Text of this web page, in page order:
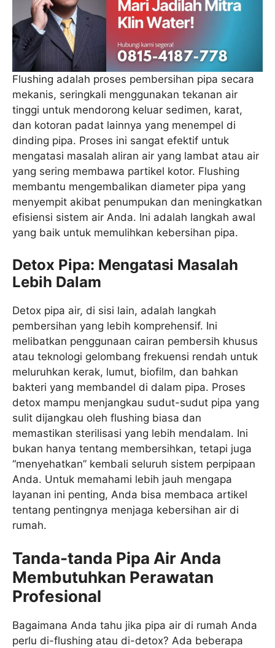
Flushing adalah proses pembersihan pipa secara
mekanis, seringkali menggunakan tekanan air
tinggi untuk mendorong keluar sedimen, karat,
dan kotoran padat lainnya yang menempel di
dinding pipa. Proses ini sangat efektif untuk
mengatasi masalah aliran air yang lambat atau air
yang sering membawa partikel kotor. Flushing
membantu mengembalikan diameter pipa yang
menyempit akibat penumpukan dan meningkatkan
efisiensi sistem air Anda. Ini adalah langkah awal
yang baik untuk memulihkan kebersihan pipa.
Detox Pipa: Mengatasi Masalah
Lebih Dalam
Detox pipa air, di sisi lain, adalah langkah
pembersihan yang lebih komprehensif. Ini
melibatkan penggunaan cairan pembersih khusus
atau teknologi gelombang frekuensi rendah untuk
meluruhkan kerak, lumut, biofilm, dan bahkan
bakteri yang membandel di dalam pipa. Proses
detox mampu menjangkau sudut-sudut pipa yang
sulit dijangkau oleh flushing biasa dan
memastikan sterilisasi yang lebih mendalam. Ini
bukan hanya tentang membersihkan, tetapi juga
“menyehatkan” kembali seluruh sistem perpipaan
Anda. Untuk memahami lebih jauh mengapa
layanan ini penting, Anda bisa membaca artikel
tentang pentingnya menjaga kebersihan air di
rumah.
Tanda-tanda Pipa Air Anda
Membutuhkan Perawatan
Profesional
Bagaimana Anda tahu jika pipa air di rumah Anda
perlu di-flushing atau di-detox? Ada beberapa